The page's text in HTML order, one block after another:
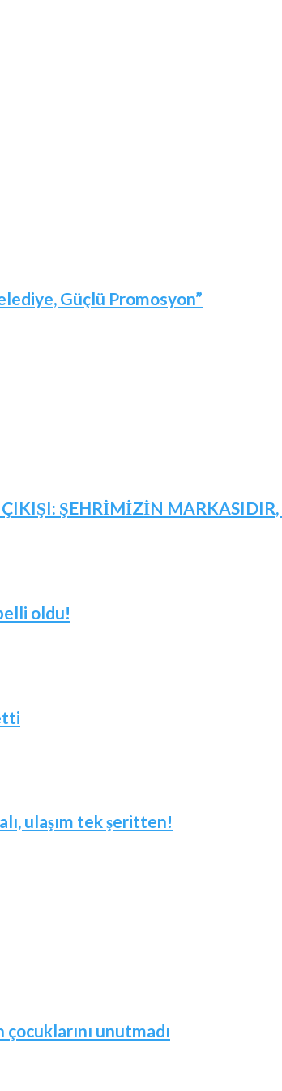
Güçlü Promosyon”
ŞEHRİMİZİN
oldu!
ulaşım tek şeritten!
unutmadı